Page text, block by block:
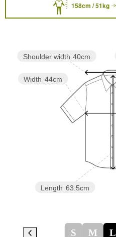
158cm / 51kg
Length 63.5cm
Width 44cm
Shoulder width 40cm
S M L